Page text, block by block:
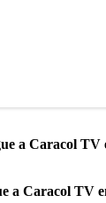
a Caracol TV
a Caracol TV